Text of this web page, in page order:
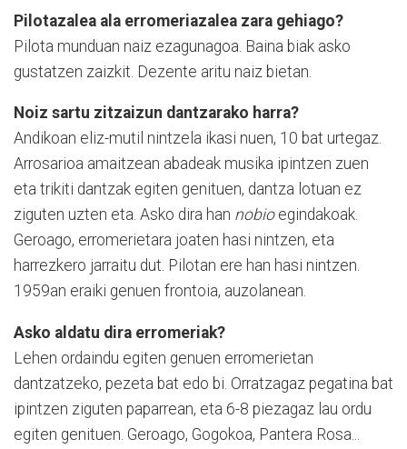
Pilotazalea ala erromeriazalea zara gehiago?
Pilota munduan naiz ezagunagoa. Baina biak asko
gustatzen zaizkit. Dezente aritu naiz bietan.
Noiz sartu zitzaizun dantzarako harra?
Andikoan eliz-mutil nintzela ikasi nuen, 10 bat urtegaz.
Arrosarioa amaitzean abadeak musika ipintzen zuen
eta trikiti dantzak egiten genituen, dantza lotuan ez
ziguten uzten eta. Asko dira han nobioegindakoak.
Geroago, erromerietara joaten hasi nintzen, eta
harrezkero jarraitu dut. Pilotan ere han hasi nintzen.
1959an eraiki genuen frontoia, auzolanean.
Asko aldatu dira erromeriak?
Lehen ordaindu egiten genuen erromerietan
dantzatzeko, pezeta bat edo bi. Orratzagaz pegatina bat
ipintzen ziguten paparrean, eta 6-8 piezagaz lau ordu
egiten genituen. Geroago, Gogokoa, Pantera Rosa...